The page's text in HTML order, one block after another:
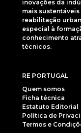
inovações da
mais
reabilitação
especial à
conhecimento
técnicos.
RE PORTUGAL
Quem somos
Ficha técnica
Estatuto Editorial
Política de
Termos e